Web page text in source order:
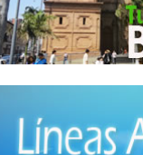
Comida Gourmet(3)
Comida Hindú(1)
Comida Internacional(40)
Comida Italiana(6)
Comida Mexicana(1)